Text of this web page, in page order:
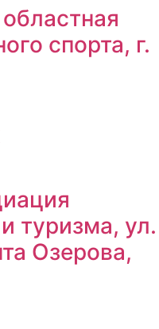
спорта, г.
туризма, ул.
Озерова,